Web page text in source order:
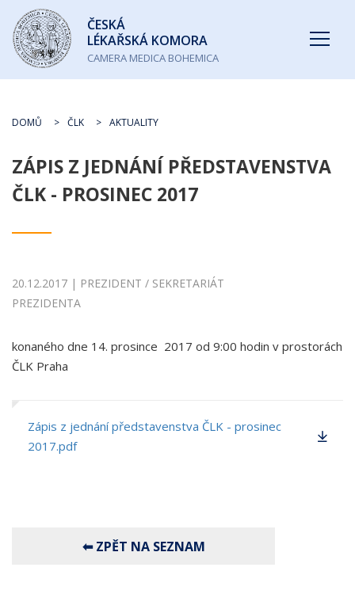
Česká
lékařská
komora
ČESKÁ
LÉKAŘSKÁ KOMORA
CAMERA MEDICA BOHEMICA
DOMŮ ČLK AKTUALITY
ZÁPIS Z JEDNÁNÍ PŘEDSTAVENSTVA
ČLK - PROSINEC 2017
20.12.2017 | PREZIDENT / SEKRETARIÁT
PREZIDENTA
konaného dne 14. prosince 2017 od 9:00 hodin v prostorách
ČLK Praha
Zápis z jednání představenstva ČLK - prosinec
2017.pdf